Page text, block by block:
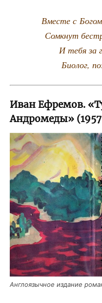
Вме­сте с
Сомкнут
И тебя за
Био­лог,
Иван Ефремов.
Андромеды»
Англо­языч­ное изда­ние